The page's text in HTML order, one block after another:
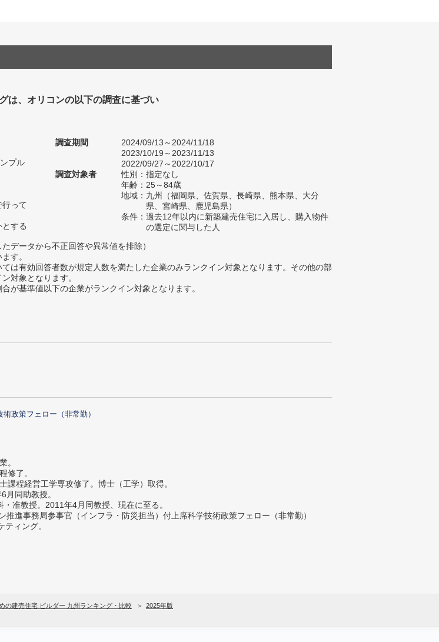
は、オリコンの以下の調査に基づい
プル
って
する
調査期間
2024/09/13～2024/11/18
2023/10/19～2023/11/13
2022/09/27～2022/10/17
調査対象者
性別：指定なし
年齢：25～84歳
地域：九州（福岡県、佐賀県、長崎県、熊本県、大分
県、宮崎県、鹿児島県）
条件：過去12年以内に新築建売住宅に入居し、購入物件
の選定に関与した人
データから不正回答や異常値を排除）
す。
は有効回答者数が規定人数を満たした企業のみランクイン対象となります。その他の部
対象となります。
が基準値以下の企業がランクイン対象となります。
政策フェロー（非常勤）
。
修了。
程経営工学専攻修了。博士（工学）取得。
月同助教授。
准教授。2011年4月同教授、現在に至る。
進事務局参事官（インフラ・防災担当）付上席科学技術政策フェロー（非常勤）
ィング。
の建売住宅 ビルダー 九州ランキング・比較
2025年版